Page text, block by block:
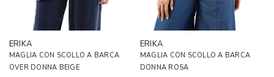
ERIKA
MAGLIA CON SCOLLO A BARCA
OVER DONNA BEIGE
ERIKA
MAGLIA CON SCOLLO A BARCA
DONNA ROSA